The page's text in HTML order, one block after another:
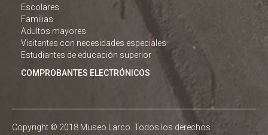
Escolares
Familias
Adultos mayores
Visitantes con necesidades especiales
Estudiantes de educación superior
COMPROBANTES ELECTRÓNICOS
Copyright © 2018 Museo Larco. Todos los derechos